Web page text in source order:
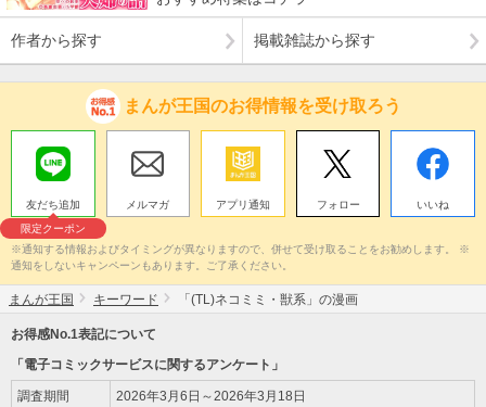
作者から探す 掲載雑誌から探す
まんが王国のお得情報を受け取ろう
友だち追加
限定クーポン
メルマガ アプリ通知 フォロー いいね
※通知する情報およびタイミングが異なりますので、併せて受け取ることをお勧めします。 ※
通知をしないキャンペーンもあります。ご了承ください。
まんが王国 キーワード 「(TL)ネコミミ・獣系」の漫画
お得感No.1表記について
「電子コミックサービスに関するアンケート」
調査期間 2026年3月6日～2026年3月18日